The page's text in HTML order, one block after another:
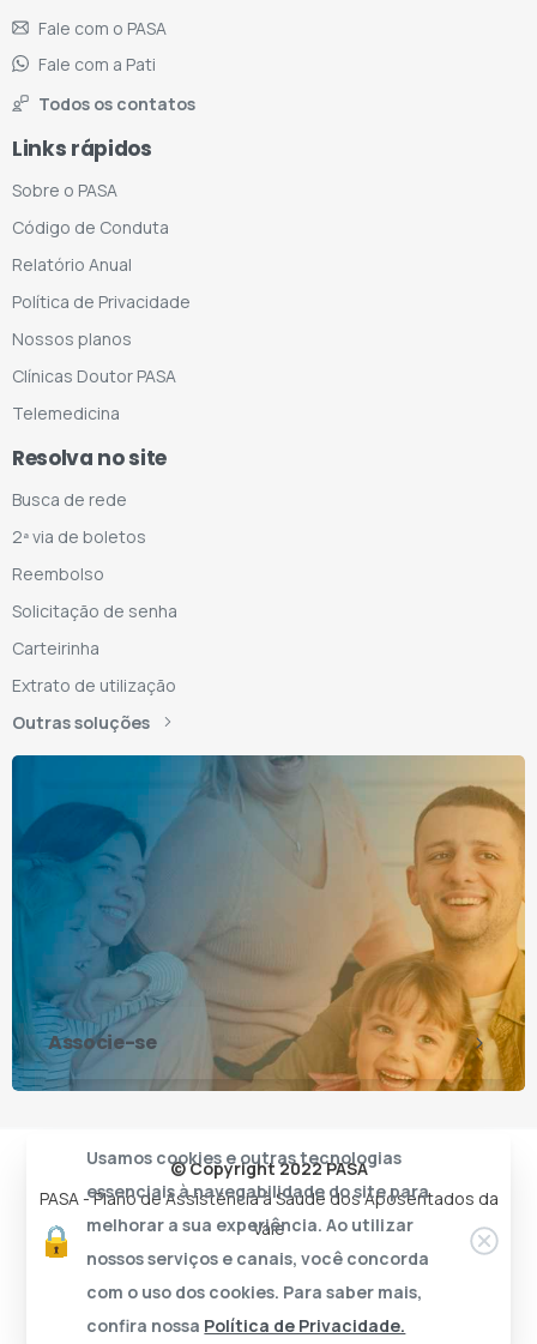
Fale com o PASA
Fale com a Pati
Todos os contatos
Links rápidos
Sobre o PASA
Código de Conduta
Relatório Anual
Política de Privacidade
Nossos planos
Clínicas Doutor PASA
Telemedicina
Resolva no site
Busca de rede
2ª via de boletos
Reembolso
Solicitação de senha
Carteirinha
Extrato de utilização
Outras soluções
Associe-se
© Copyright 2022 PASA
PASA - Plano de Assistência à Saúde dos Aposentados da
Vale
Usamos cookies e outras tecnologias
essenciais à navegabilidade do site para
melhorar a sua experiência. Ao utilizar
nossos serviços e canais, você concorda
com o uso dos cookies. Para saber mais,
confira nossa Política de Privacidade.